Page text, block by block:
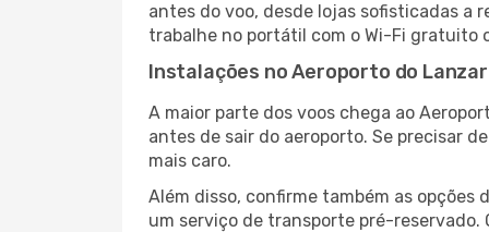
antes do voo, desde lojas sofisticadas a
trabalhe no portátil com o Wi-Fi gratuito
Instalações no Aeroporto do
A maior parte dos voos chega ao
antes de sair do aeroporto. Se precisar
mais caro.
Além disso, confirme também as
um serviço de transporte pré-